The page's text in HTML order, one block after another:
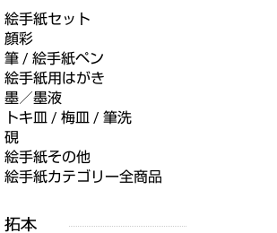
絵手紙セット
顔彩
筆 / 絵手紙ペン
絵手紙用はがき
墨／墨液
トキ皿 / 梅皿 / 筆洗
硯
絵手紙その他
絵手紙カテゴリー全商品